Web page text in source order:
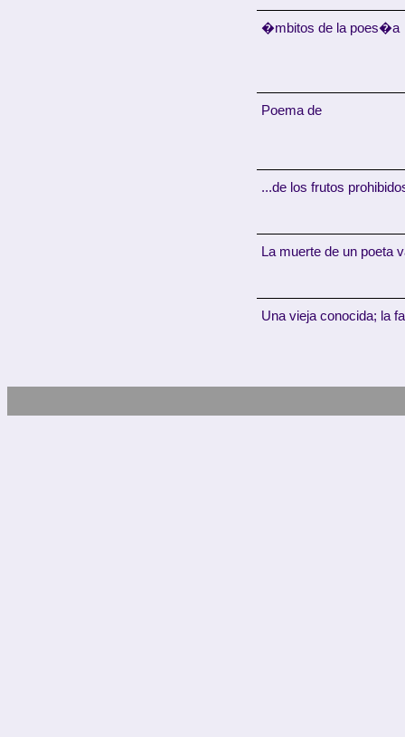
�mbitos de la poes�a
Poema de
...de los frutos
La muerte de un poeta
Una vieja conocida; la